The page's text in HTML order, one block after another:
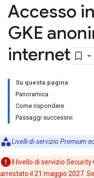
Accesso
GKE
internet
Su questa pagina
Panoramica
Come rispondere
Passaggi successivi
Livelli di servizio Premium
Il livello di servizio
arrestato il 21 maggio 2027.